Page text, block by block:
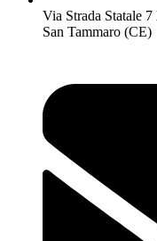
Via Strada Statale
San Tammaro (CE)